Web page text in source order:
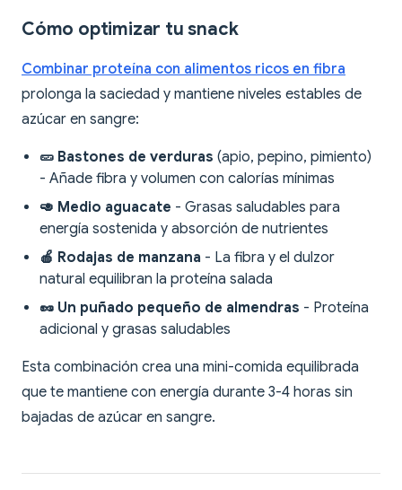
Cómo optimizar tu snack
Combinar proteína con alimentos ricos en fibra
prolonga la saciedad y mantiene niveles estables de
azúcar en sangre:
🥒 Bastones de verduras (apio, pepino, pimiento)
- Añade fibra y volumen con calorías mínimas
🥑 Medio aguacate - Grasas saludables para
energía sostenida y absorción de nutrientes
🍎 Rodajas de manzana - La fibra y el dulzor
natural equilibran la proteína salada
🥜 Un puñado pequeño de almendras - Proteína
adicional y grasas saludables
Esta combinación crea una mini-comida equilibrada
que te mantiene con energía durante 3-4 horas sin
bajadas de azúcar en sangre.